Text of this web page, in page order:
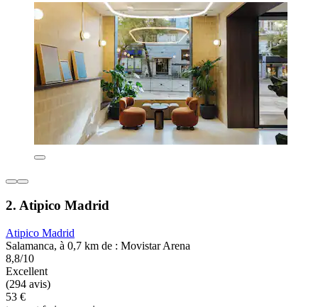
2. Atipico Madrid
Atipico Madrid
Salamanca, à 0,7 km de : Movistar Arena
8,8/10
Excellent
(294 avis)
53 €